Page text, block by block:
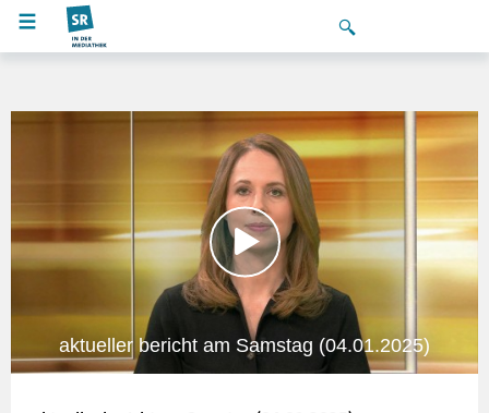
aktueller bericht am Samstag (04.01.2025)